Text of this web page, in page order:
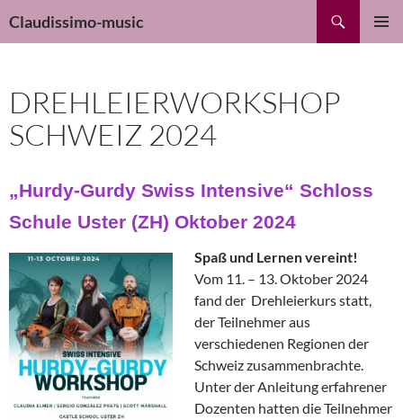
Inhalt
Claudissimo-music
DREHLEIERWORKSHOP
SCHWEIZ 2024
„Hurdy-Gurdy Swiss Intensive“ Schloss
Schule Uster (ZH) Oktober 2024
Spaß und Lernen vereint!
Vom 11. – 13. Oktober 2024
fand der Drehleierkurs statt,
der Teilnehmer aus
verschiedenen Regionen der
Schweiz zusammenbrachte.
Unter der Anleitung erfahrener
Dozenten hatten die Teilnehmer